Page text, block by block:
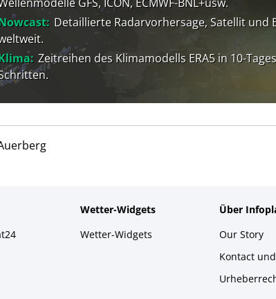
Detaillierte Radarvorhersage, Satellit und
Zeitreihen des Klimamodells ERA5 in 10-
Wetter-Widgets
Wetter-Widgets
Über
Our Story
Kontact